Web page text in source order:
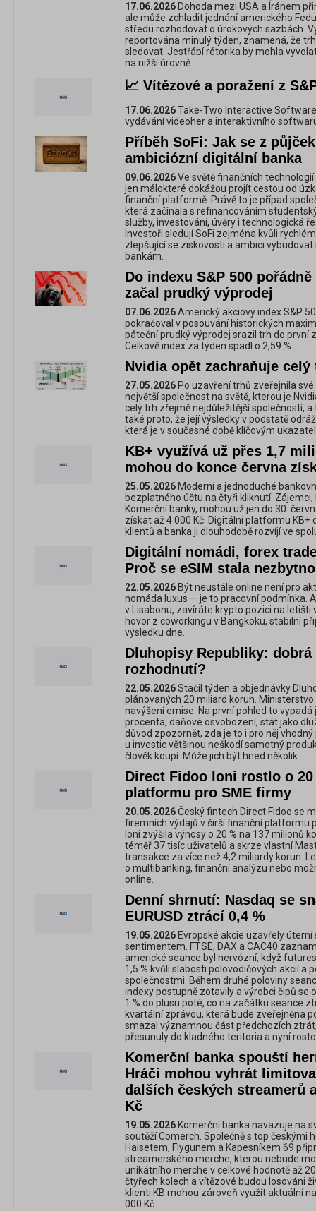
17.06.2026 Dohoda mezi USA a Íránem
ale může zchladit jednání amerického
středu rozhodovat o úrokových sazbách.
reportována minulý týden, znamená, že
sledovat. Jestřábí rétorika by mohla
na nižší úrovně.
📈 Vítězové a poražení z
17.06.2026Take-Two Interactive
vydávání videoher a interaktivního
Příběh SoFi: Jak se z
ambiciózní digitální banka
09.06.2026Ve světě finančních
jen málokteré dokážou projít cestou od
finanční platformě. Právě to je případ
která začínala s refinancováním
služby, investování, úvěry i technologická
Investoři sledují SoFi zejména kvůli
zlepšující se ziskovosti a ambici
bankám.
Do indexu S&P 500
začal prudký výprodej
07.06.2026Americký akciový index S&P
pokračoval v posouvání historických
páteční prudký výprodej srazil trh do první
Celkově index za týden spadl o 2,59 %.
Nvidia opět zachraňuje celý
27.05.2026 Po uzavření trhů zveřejnila
největší společnost na světě, kterou je
celý trh zřejmě nejdůležitější společností,
také proto, že její výsledky v podstatě
která je v současné době klíčovým
KB+ využívá už přes 1,7
mohou do konce června
25.05.2026 Moderní a jednoduché
bezplatného účtu na čtyři kliknutí.
Komerční banky, mohou už jen do 30.
získat až 4 000 Kč. Digitální platformu KB+
klientů a banka ji dlouhodobě rozvíjí ve
Digitální nomádi, forex
Proč se eSIM stala
22.05.2026 Být neustále online není pro
nomáda luxus — je to pracovní podmínka.
v Lisabonu, zavíráte krypto pozici na letišti
hovor z coworkingu v Bangkoku, stabilní
výsledku dne.
Dluhopisy Republiky:
rozhodnutí?
22.05.2026Stačil týden a objednávky
plánovaných 20 miliard korun.
navýšení emise. Na první pohled to
procenta, daňové osvobození, stát jako
důvod zpozornět, zda je to i pro něj
u investic většinou neškodí samotný
člověk koupí. Může jich být hned několik.
Direct Fidoo loni rostlo o
platformu pro SME firmy
20.05.2026Český fintech Direct Fidoo se
firemních výdajů v širší finanční platformu
loni zvýšila výnosy o 20 % na 137 milionů
téměř 37 tisíc uživatelů a skrze vlastní
transakce za více než 4,2 miliardy korun.
o multibanking, finanční analýzu nebo
online.
Denní shrnutí: Nasdaq se
EURUSD ztrácí 0,4 %
19.05.2026 Evropské akcie uzavřely
sentimentem. FTSE, DAX a CAC40
americké seance byl nervózní, když
1,5 % kvůli slabosti polovodičových akcií a
společnostmi. Během druhé poloviny
indexy postupně zotavily a výrobci čipů se
1 % do plusu poté, co na začátku seance
kvartální zprávou, která bude zveřejněna
smazal významnou část předchozích
přesunuly do kladného teritoria a nyní
Komerční banka spouští
Hráči mohou vyhrát
dalších českých streamerů
Kč
19.05.2026 Komerční banka navazuje na
soutěží Comerch. Společně s top českými
Haisetem, Flygunem a Kapesníkem 69
streamerského merche, kterou nebude
unikátního merche v celkové hodnotě až
čtyřech kolech a vítězové budou losováni
klienti KB mohou zároveň využít aktuální
000 Kč.